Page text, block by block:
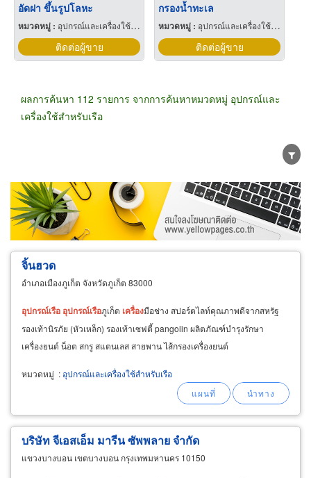
อัดฝา ขึ้นรูปโลหะ
หมวดหมู่ : อุปกรณ์และเครื่องใช้สำหรับเรือ
ติดต่อผู้ขาย
กรองน้ำทะเล
หมวดหมู่ : อุปกรณ์และเครื่องใช้สำหรับเรือ
ติดต่อผู้ขาย
ผลการค้นหา 112 รายการ จากการค้นหาหมวดหมู่ อุปกรณ์และ
เครื่องใช้สำหรับเรือ
ขายส่ง ขายปลีก ผู้ผลิต
ตัวแทนจัดจำหน่าย
ผู้ส่งออก/นำเข้า
ธุรกิจบริการ
จิ้นฮวด
อำเภอเมืองภูเก็ต จังหวัดภูเก็ต 83000
อุปกรณ์เรือ อุปกรณ์เรือภูเก็ต เครื่องมือช่าง สปอร์ตไลท์คุณภาพดีจากสหรัฐ
รองเท้านิรภัย (หัวเหล็ก) รองเท้าเซฟตี้ pangolin ผลิตภัณฑ์บำรุงรักษา
เครื่องยนต์ น็อต สกรู สแตนเลส สายพาน ไส้กรองเครื่องยนต์
หมวดหมู่ : อุปกรณ์และเครื่องใช้สำหรับเรือ
บริษัท จีเอสเอ็ม มารีน ซัพพลาย จำกัด
แขวงบางบอน เขตบางบอน กรุงเทพมหานคร 10150